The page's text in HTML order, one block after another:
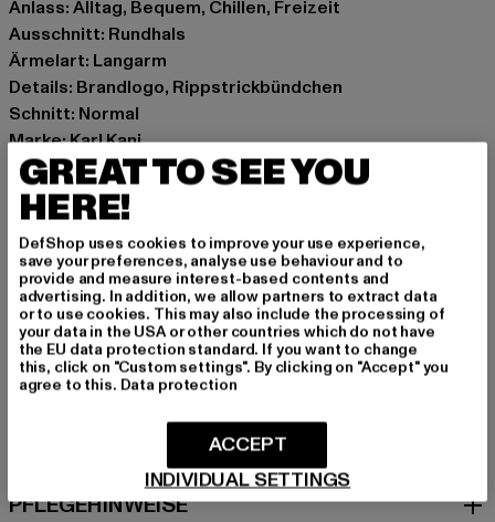
Anlass: Alltag, Bequem, Chillen, Freizeit
Ausschnitt: Rundhals
Ärmelart: Langarm
Details: Brandlogo, Rippstrickbündchen
Schnitt: Normal
Marke: Karl Kani
Kat.: Sweaters
Farbe: blau
Hersteller Farbe: lilac
Materialzusammensetzung: 100% Baumwolle
Art.Nr: 6120132-00145
Hersteller: Urban Styles Agency GmbH & Co. KG |
agentur@urbanstylesagency.com
Schanzenstraße 41 | 51063 Köln | DE
GRÖSSE & PASSFORM
PFLEGEHINWEISE
GREAT TO SEE YOU
HERE!
DefShop uses cookies to improve your use experience,
save your preferences, analyse use behaviour and to
provide and measure interest-based contents and
advertising. In addition, we allow partners to extract data
or to use cookies. This may also include the processing of
your data in the USA or other countries which do not have
the EU data protection standard. If you want to change
this, click on "Custom settings". By clicking on "Accept" you
agree to this. Data protection
INDIVIDUAL SETTINGS
ACCEPT